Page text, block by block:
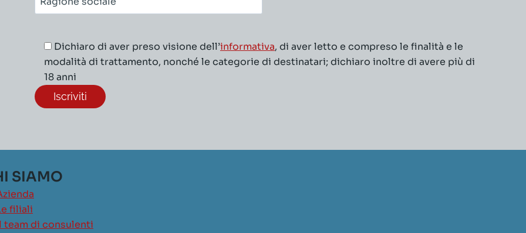
sociale*
Dichiaro di aver preso visione dell’informativa, di aver letto e compreso le finalità e le
modalità di trattamento, nonché le categorie di destinatari; dichiaro inoltre di avere più di
18 anni
SIAMO
filiali
team di consulenti